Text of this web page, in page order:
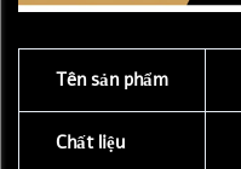
Tên sản phẩm
Chất liệu